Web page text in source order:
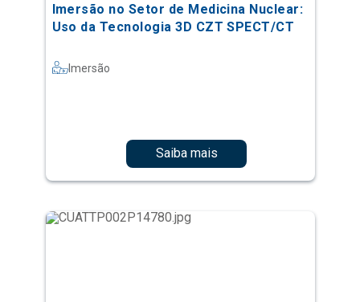
Imersão no Setor de Medicina Nuclear:
Uso da Tecnologia 3D CZT SPECT/CT
Imersão
Saiba mais